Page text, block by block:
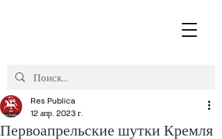
Первоапрельские шутки Кремля
Res Publica
12 апр. 2023 г.